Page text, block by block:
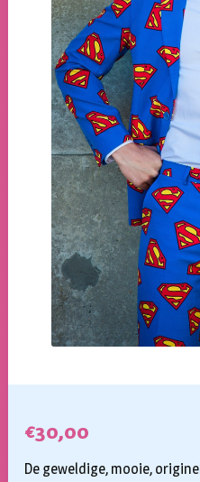
€30,00
De geweldige, mooie,